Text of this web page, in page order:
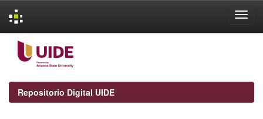
navigation
Repositorio Digital UIDE